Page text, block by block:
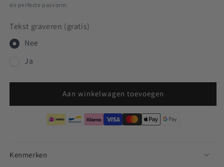
de perfecte pasvorm.
Tekst graveren (gratis)
Nee
Ja
Aan winkelwagen toevoegen
Kenmerken